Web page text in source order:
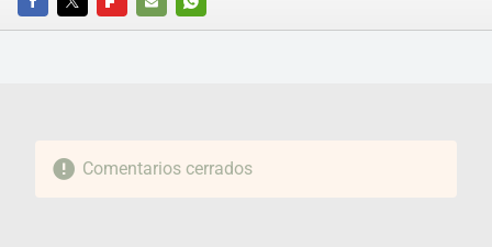
FACEBOOKTWITTERFLIPBOARD
E-
WHATSAPP
Comentarios cerrados